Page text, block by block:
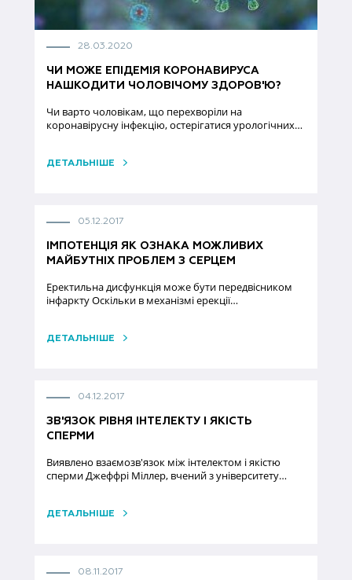
28.03.2020
ЧИ МОЖЕ ЕПІДЕМІЯ КОРОНАВИРУСА
НАШКОДИТИ ЧОЛОВІЧОМУ ЗДОРОВ'Ю?
Чи варто чоловікам, що перехворіли на
коронавірусну інфекцію, остерігатися урологічних…
ДЕТАЛЬНІШЕ
05.12.2017
ІМПОТЕНЦІЯ ЯК ОЗНАКА МОЖЛИВИХ
МАЙБУТНІХ ПРОБЛЕМ З СЕРЦЕМ
Еректильна дисфункція може бути передвісником
інфаркту Оскільки в механізмі ерекції…
ДЕТАЛЬНІШЕ
04.12.2017
ЗВ'ЯЗОК РІВНЯ ІНТЕЛЕКТУ І ЯКІСТЬ
СПЕРМИ
Виявлено взаємозв'язок між інтелектом і якістю
сперми Джеффрі Міллер, вчений з університету…
ДЕТАЛЬНІШЕ
08.11.2017